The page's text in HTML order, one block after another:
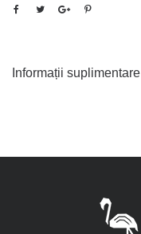
Informații suplimentare